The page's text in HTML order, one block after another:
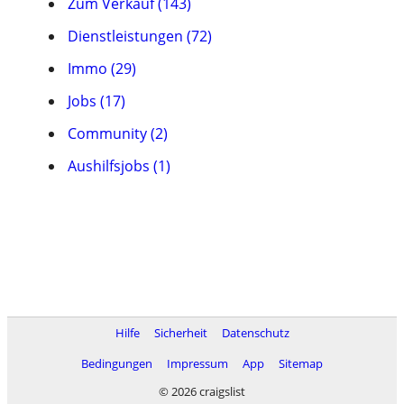
Dienstleistungen (72)
Immo (29)
Jobs (17)
Community (2)
Aushilfsjobs (1)
Hilfe Sicherheit
Datenschutz
Bedingungen
Impressum App
Sitemap
© 2026 craigslist